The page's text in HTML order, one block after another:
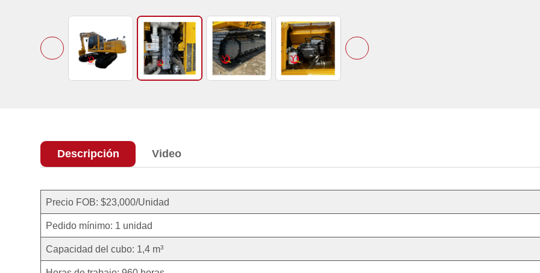
Descripción Video
Precio FOB: $23,000/Unidad
Pedido mínimo: 1 unidad
Capacidad del cubo: 1,4 m³